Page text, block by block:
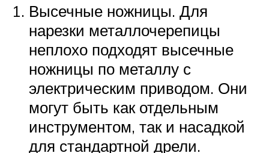
Высечные ножницы. Для
нарезки металлочерепицы
неплохо подходят высечные
ножницы по металлу с
электрическим приводом. Они
могут быть как отдельным
инструментом, так и насадкой
для стандартной дрели.